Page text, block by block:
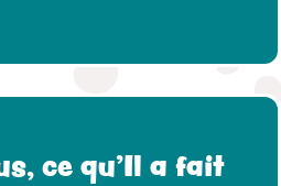
ce qu'Il a fait